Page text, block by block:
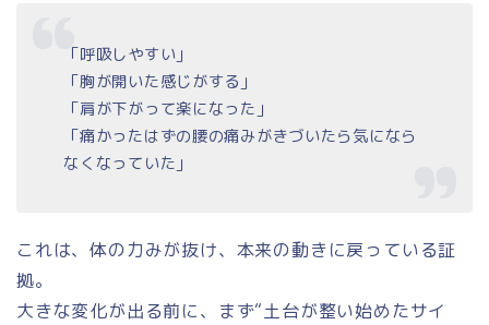
「呼吸しやすい」
「胸が開いた感じがする」
「肩が下がって楽になった」
「痛かったはずの腰の痛みがきづいたら気になら
なくなっていた」
これは、体の力みが抜け、本来の動きに戻っている証
拠。
大きな変化が出る前に、まず“土台が整い始めたサイ